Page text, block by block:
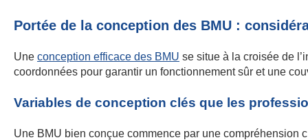
Portée de la conception des BMU :
Une conception efficace des BMU se situe à la croisée de
coordonnées pour garantir un fonctionnement sûr et une
Variables de conception clés que les
Une BMU bien conçue commence par une compréhension